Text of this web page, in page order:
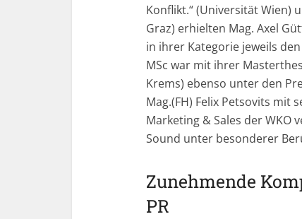
Konflikt.“ (Universität Wien)
Graz) erhielten Mag. Axel
in ihrer Kategorie jeweils
MSc war mit ihrer
Krems) ebenso unter den
Mag.(FH) Felix Petsovits mit
Marketing & Sales der WKO
Sound unter besonderer
Zunehmende
PR